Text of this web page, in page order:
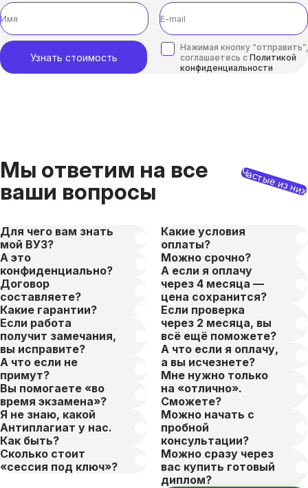
Узнать стоимость
Нажимая кнопку
соглашаетесь с Политикой
конфиденциальности
Мы ответим на все
ваши вопросы
Частые из них
Для чего вам знать
мой ВУЗ?
А это
конфиденциально?
Договор
составляете?
Какие гарантии?
Если работа
получит замечания,
вы исправите?
А что если не
примут?
Вы помогаете «во
время экзамена»?
Я не знаю, какой
Антиплагиат у нас.
Как быть?
Сколько стоит
«сессия под ключ»?
Какие условия
оплаты?
Можно срочно?
А если я оплачу
через 4 месяца —
цена сохранится?
Если проверка
через 2 месяца, вы
всё ещё поможете?
А что если я оплачу,
а вы исчезнете?
Мне нужно только
на «отлично».
Сможете?
Можно начать с
пробной
консультации?
Можно сразу через
вас купить готовый
диплом?